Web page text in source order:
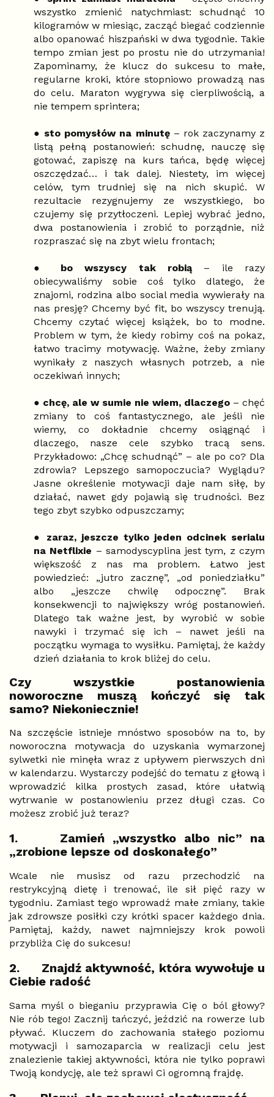
wszystko zmienić natychmiast: schudnąć 10
kilogramów w miesiąc, zacząć biegać codziennie
albo opanować hiszpański w dwa tygodnie. Takie
tempo zmian jest po prostu nie do utrzymania!
Zapominamy, że klucz do sukcesu to małe,
regularne kroki, które stopniowo prowadzą nas
do celu. Maraton wygrywa się cierpliwością, a
nie tempem sprintera;
● sto pomysłów na minutę – rok zaczynamy z
listą pełną postanowień: schudnę, nauczę się
gotować, zapiszę na kurs tańca, będę więcej
oszczędzać… i tak dalej. Niestety, im więcej
celów, tym trudniej się na nich skupić. W
rezultacie rezygnujemy ze wszystkiego, bo
czujemy się przytłoczeni. Lepiej wybrać jedno,
dwa postanowienia i zrobić to porządnie, niż
rozpraszać się na zbyt wielu frontach;
● bo wszyscy tak robią – ile razy
obiecywaliśmy sobie coś tylko dlatego, że
znajomi, rodzina albo social media wywierały na
nas presję? Chcemy być fit, bo wszyscy trenują.
Chcemy czytać więcej książek, bo to modne.
Problem w tym, że kiedy robimy coś na pokaz,
łatwo tracimy motywację. Ważne, żeby zmiany
wynikały z naszych własnych potrzeb, a nie
oczekiwań innych;
● chcę, ale w sumie nie wiem, dlaczego – chęć
zmiany to coś fantastycznego, ale jeśli nie
wiemy, co dokładnie chcemy osiągnąć i
dlaczego, nasze cele szybko tracą sens.
Przykładowo: „Chcę schudnąć” – ale po co? Dla
zdrowia? Lepszego samopoczucia? Wyglądu?
Jasne określenie motywacji daje nam siłę, by
działać, nawet gdy pojawią się trudności. Bez
tego zbyt szybko odpuszczamy;
● zaraz, jeszcze tylko jeden odcinek serialu
na Netflixie – samodyscyplina jest tym, z czym
większość z nas ma problem. Łatwo jest
powiedzieć: „jutro zacznę”, „od poniedziałku”
albo „jeszcze chwilę odpocznę”. Brak
konsekwencji to największy wróg postanowień.
Dlatego tak ważne jest, by wyrobić w sobie
nawyki i trzymać się ich – nawet jeśli na
początku wymaga to wysiłku. Pamiętaj, że każdy
dzień działania to krok bliżej do celu.
Czy wszystkie postanowienia
noworoczne muszą kończyć się tak
samo? Niekoniecznie!
Na szczęście istnieje mnóstwo sposobów na to, by
noworoczna motywacja do uzyskania wymarzonej
sylwetki nie minęła wraz z upływem pierwszych dni
w kalendarzu. Wystarczy podejść do tematu z głową i
wprowadzić kilka prostych zasad, które ułatwią
wytrwanie w postanowieniu przez długi czas. Co
możesz zrobić już teraz?
1.
Zamień „wszystko albo nic” na
„zrobione lepsze od doskonałego”
Wcale nie musisz od razu przechodzić na
restrykcyjną dietę i trenować, ile sił pięć razy w
tygodniu. Zamiast tego wprowadź małe zmiany, takie
jak zdrowsze posiłki czy krótki spacer każdego dnia.
Pamiętaj, każdy, nawet najmniejszy krok powoli
przybliża Cię do sukcesu!
2.
Znajdź aktywność, która wywołuje u
Ciebie radość
Sama myśl o bieganiu przyprawia Cię o ból głowy?
Nie rób tego! Zacznij tańczyć, jeździć na rowerze lub
pływać. Kluczem do zachowania stałego poziomu
motywacji i samozaparcia w realizacji celu jest
znalezienie takiej aktywności, która nie tylko poprawi
Twoją kondycję, ale też sprawi Ci ogromną frajdę.